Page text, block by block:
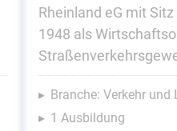
Rhein­land eG mit
1948 als
Branche: Verkehr und
1 Ausbildung